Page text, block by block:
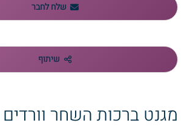
שלח לחבר
שיתוף
מגנט ברכות השחר וורדים